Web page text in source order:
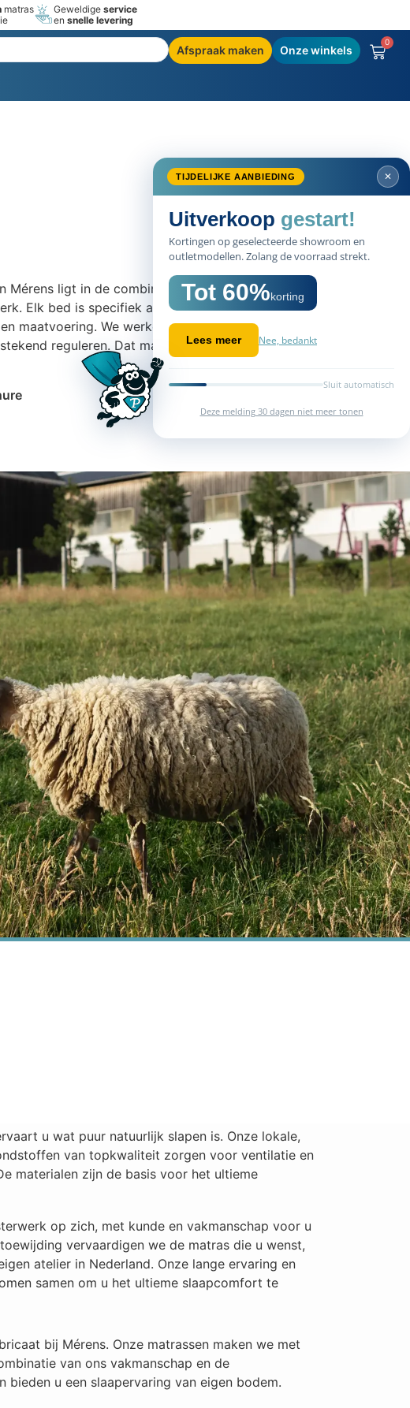
matras
Geweldigeservice
ensnelle levering
Afspraak maken Onze winkels
0
Mérens ligt in de combinatie van natuurlijke materialen en
Elk bed is specifiek afgestemd op uw persoonlijke wensen
maatvoering. We werken met natuurlijke materialen die
reguleren. Dat maakt uw slaapervaring exclusief en méér
u wat puur natuurlijk slapen is. Onze lokale,
van topkwaliteit zorgen voor ventilatie en
materialen zijn de basis voor het ultieme
op zich, met kunde en vakmanschap voor u
vervaardigen we de matras die u wenst,
atelier in Nederland. Onze lange ervaring en
samen om u het ultieme slaapcomfort te
bij Mérens. Onze matrassen maken we met
van ons vakmanschap en de
bieden u een slaapervaring van eigen bodem.